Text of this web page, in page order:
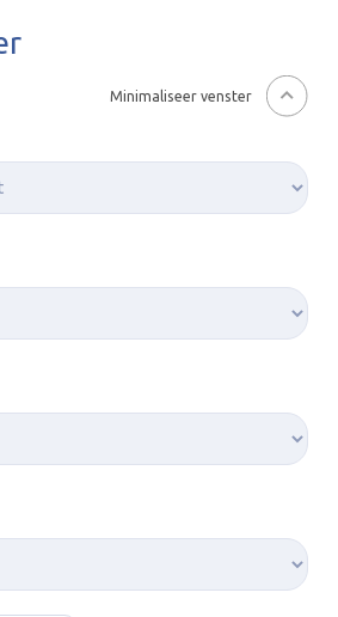
Minimaliseer venster